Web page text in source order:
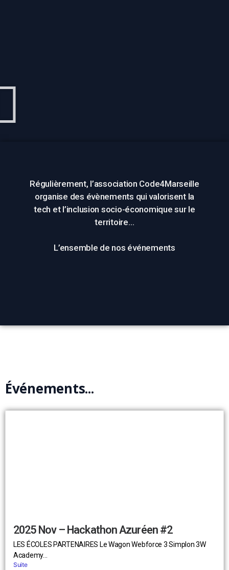
Régulièrement, l’association Code4Marseille
organise des évènements qui valorisent la
tech et l’inclusion socio-économique sur le
territoire…
L’ensemble de nos événements
Événements...
2025 Nov – Hackathon Azuréen #2
LES ÉCOLES PARTENAIRES Le Wagon Webforce 3 Simplon 3W
Academy...
Suite